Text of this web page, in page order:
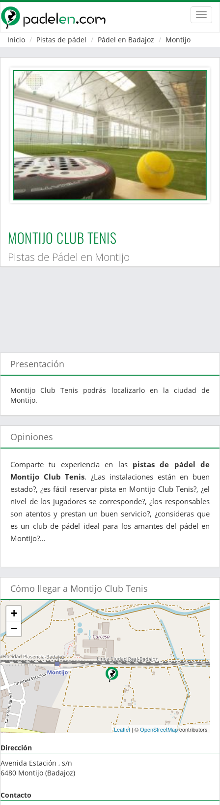
Inicio
Pistas de pádel Pádel en Badajoz Montijo
MONTIJO CLUB TENIS
Pistas de Pádel en Montijo
Presentación
Montijo Club Tenis podrás localizarlo en la ciudad de
Montijo.
Opiniones
Comparte tu experiencia en las pistas de pádel de
Montijo Club Tenis. ¿Las instalaciones están en buen
estado?, ¿es fácil reservar pista en Montijo Club Tenis?, ¿el
nivel de los jugadores se corresponde?, ¿los responsables
son atentos y prestan un buen servicio?, ¿consideras que
es un club de pádel ideal para los amantes del pádel en
Montijo?...
Cómo llegar a Montijo Club Tenis
+
−
Leaflet| ©OpenStreetMapcontributors
Dirección
Avenida Estación , s/n
6480 Montijo (Badajoz)
Contacto